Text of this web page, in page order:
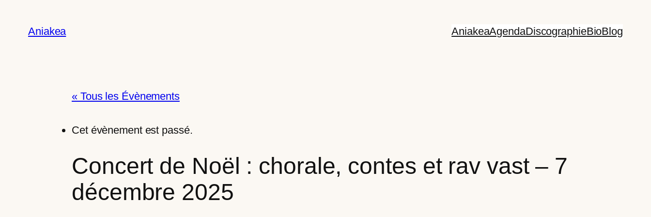
Aniakea AniakeaAgendaDiscographieBioBlog
« Tous les Évènements
Cet évènement est passé.
Concert de Noël : chorale, contes et rav vast – 7
décembre 2025